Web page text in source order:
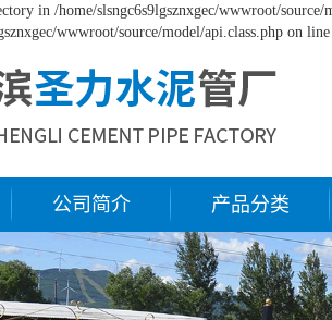
in /home/slsngc6s9lgsznxgec/wwwroot/
wwwroot/source/model/api.class.php on
公司简介 产品分类